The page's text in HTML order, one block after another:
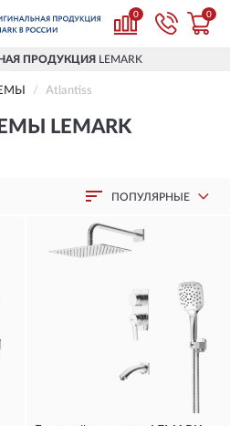
0 0
ПРОДУКЦИЯ LEMARK
Atlantiss
LEMARK
ПОПУЛЯРНЫЕ